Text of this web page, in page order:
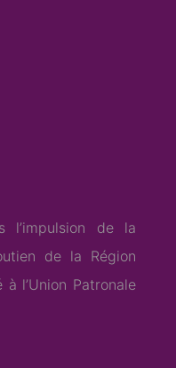
l’impulsion de la
de la Région
à l’Union Patronale